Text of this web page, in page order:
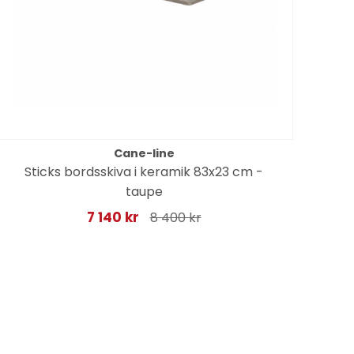
Cane-line
Sticks bordsskiva i keramik 83x23 cm -
taupe
7 140 kr 8 400 kr